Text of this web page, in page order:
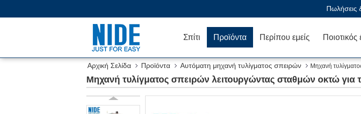
Πωλήσεις
Σπίτι Προϊόντα Περίπου εμείς Ποιοτικός
Αρχική Σελίδα Προϊόντα Αυτόματη μηχανή τυλίγματος σπειρών Μηχανή
Μηχανή τυλίγματος σπειρών λειτουργώντας σταθμών οκτώ για